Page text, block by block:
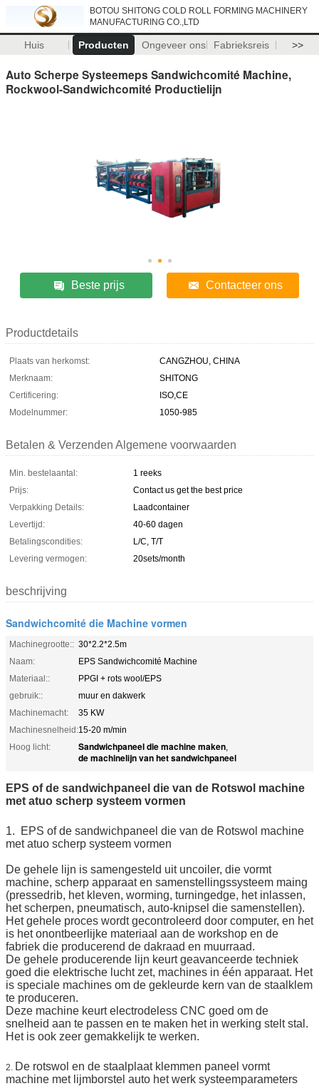
BOTOU SHITONG COLD ROLL FORMING MACHINERY
MANUFACTURING CO.,LTD
Huis Producten Ongeveer ons Fabrieksreis >>
Auto Scherpe Systeemeps Sandwichcomité Machine,
Rockwool-Sandwichcomité Productielijn
Beste prijs Contacteer ons
Productdetails
Plaats van herkomst:
CANGZHOU, CHINA
Merknaam:
SHITONG
Certificering:
ISO,CE
Modelnummer:
1050-985
Betalen & Verzenden Algemene voorwaarden
Min. bestelaantal:
1 reeks
Prijs:
Contact us get the best price
Verpakking Details:
Laadcontainer
Levertijd:
40-60 dagen
Betalingscondities:
L/C, T/T
Levering vermogen:
20sets/month
beschrijving
Sandwichcomité die Machine vormen
Machinegrootte:: 30*2.2*2.5m
Naam:
EPS Sandwichcomité Machine
Materiaal::
PPGI + rots wool/EPS
gebruik::
muur en dakwerk
Machinemacht:
35 KW
Machinesnelheid:15-20 m/min
Hoog licht:
Sandwichpaneel die machine maken,
de machinelijn van het sandwichpaneel
EPS of de sandwichpaneel die van de Rotswol machine
met atuo scherp systeem vormen
1. EPS of de sandwichpaneel die van de Rotswol machine
met atuo scherp systeem vormen
De gehele lijn is samengesteld uit uncoiler, die vormt
machine, scherp apparaat en samenstellingssysteem maing
(pressedrib, het kleven, worming, turningedge, het inlassen,
het scherpen, pneumatisch, auto-knipsel die samenstellen).
Het gehele proces wordt gecontroleerd door computer, en het
is het onontbeerlijke materiaal aan de workshop en de
fabriek die producerend de dakraad en muurraad.
De gehele producerende lijn keurt geavanceerde techniek
goed die elektrische lucht zet, machines in één apparaat. Het
is speciale machines om de gekleurde kern van de staalklem
te produceren.
Deze machine keurt electrodeless CNC goed om de
snelheid aan te passen en te maken het in werking stelt stal.
Het is ook zeer gemakkelijk te werken.
2. De rotswol en de staalplaat klemmen paneel vormt
machine met lijmborstel auto het werk systeemparameters